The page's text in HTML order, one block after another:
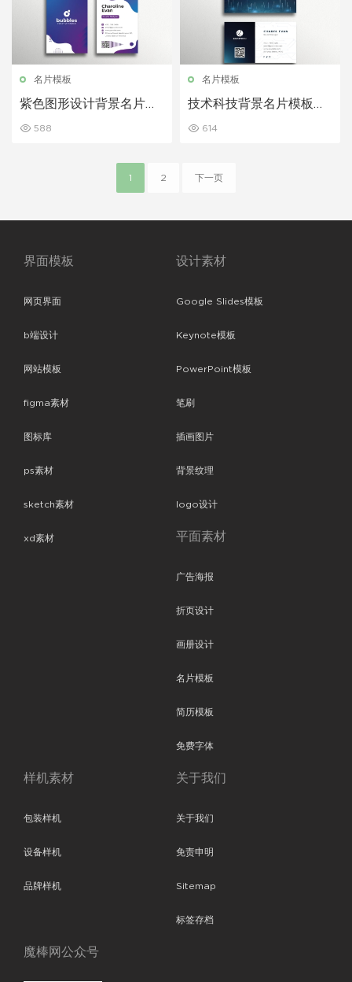
名片模板
紫色图形设计背景名片模
588
名片模板
技术科技背景名片模板素
614
1 2 下一页
界面模板
网页界面
b端设计
网站模板
figma素材
图标库
ps素材
sketch素材
xd素材
设计素材
Google Slides模板
Keynote模板
PowerPoint模板
笔刷
插画图片
背景纹理
logo设计
平面素材
广告海报
折页设计
画册设计
名片模板
简历模板
免费字体
样机素材
包装样机
设备样机
品牌样机
关于我们
关于我们
免责申明
Sitemap
标签存档
魔棒网公众号